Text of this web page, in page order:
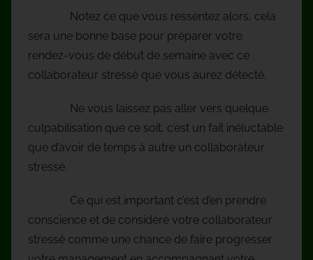
Notez ce que vous ressentez alors, cela
sera une bonne base pour préparer votre
rendez-vous de début de semaine avec ce
collaborateur stressé que vous aurez détecté.
Ne vous laissez pas aller vers quelque
culpabilisation que ce soit, c’est un fait inéluctable
que d’avoir de temps à autre un collaborateur
stressé.
Ce qui est important c’est d’en prendre
conscience et de considéré votre collaborateur
stressé comme une chance de faire progresser